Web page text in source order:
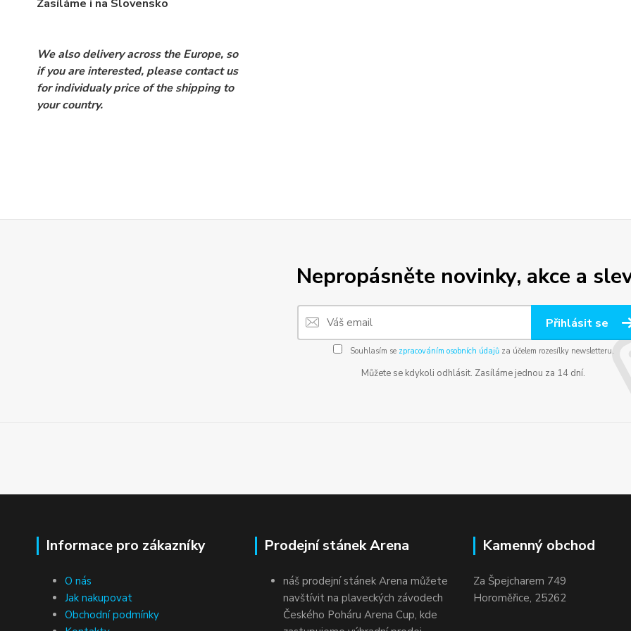
Zasíláme i na Slovensko
We also delivery across the Europe, so
if you are interested, please contact us
for individualy price of the shipping to
your country.
Nepropásněte novinky, akce a
Přihlásit se
Souhlasím se zpracováním osobních údajůza účelem rozesílky newsletteru.
Můžete se kdykoli odhlásit. Zasíláme jednou za 14 dní.
Informace pro zákazníky
O nás
Jak nakupovat
Obchodní podmínky
Prodejní stánek Arena
náš prodejní stánek Arena můžete
navštívit na plaveckých závodech
Českého Poháru Arena Cup, kde
Kamenný obchod
Za Špejcharem 749
Horoměřice, 25262